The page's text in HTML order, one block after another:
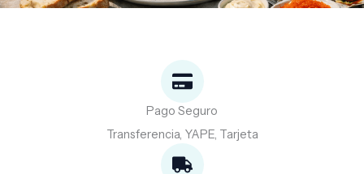
Pago Seguro
Transferencia, YAPE, Tarjeta